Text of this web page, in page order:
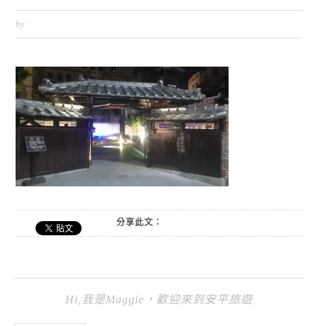
by
分享此文：
Hi,我是Maggie，歡迎來到安平旅遊